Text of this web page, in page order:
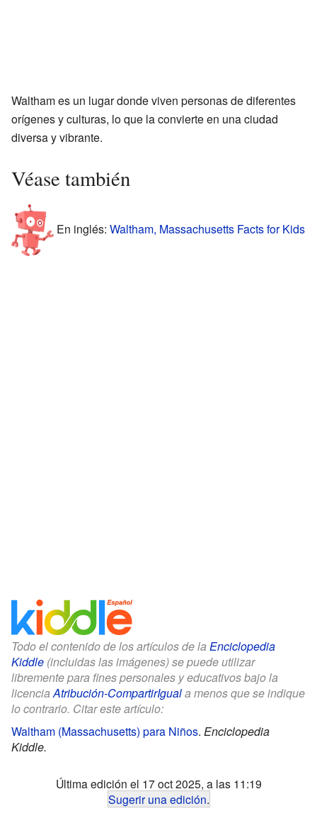
Waltham es un lugar donde viven personas de diferentes
orígenes y culturas, lo que la convierte en una ciudad
diversa y vibrante.
Véase también
En inglés: Waltham, Massachusetts Facts for Kids
Todo el contenido de los artículos de la Enciclopedia
Kiddle (incluidas las imágenes) se puede utilizar
libremente para fines personales y educativos bajo la
licenciaAtribución-CompartirIguala menos que se indique
lo contrario. Citar este artículo:
Waltham (Massachusetts) para Niños. Enciclopedia
Kiddle.
Última edición el 17 oct 2025, a las 11:19
Sugerir una edición.